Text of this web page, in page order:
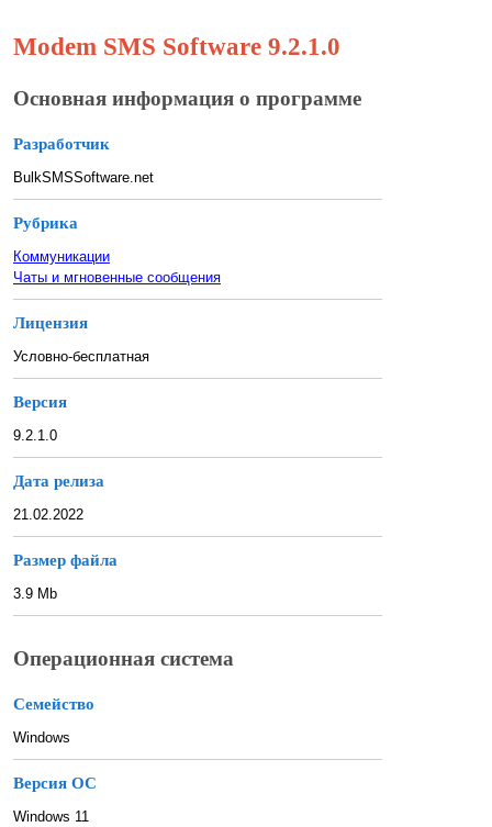
Modem SMS Software 9.2.1.0
Основная информация о программе
Разработчик
BulkSMSSoftware.net
Рубрика
Коммуникации
Чаты и мгновенные сообщения
Лицензия
Условно-бесплатная
Версия
9.2.1.0
Дата релиза
21.02.2022
Размер файла
3.9 Mb
Операционная система
Семейство
Windows
Версия ОС
Windows 11